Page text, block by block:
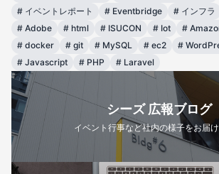
# イベントレポート # Eventbridge # インフラ
# Adobe # html # ISUCON # Iot #
# docker # git # MySQL # ec2 #
# Javascript # PHP # Laravel
シーズ 広報ブログ
イベント行事など社内の様子をお届